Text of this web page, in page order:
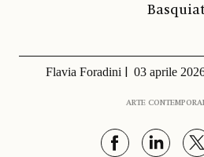
Flavia Foradini 03 aprile
ARTE